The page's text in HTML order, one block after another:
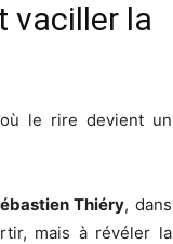
vaciller la
le rire devient un
Thiéry, dans
mais à révéler la